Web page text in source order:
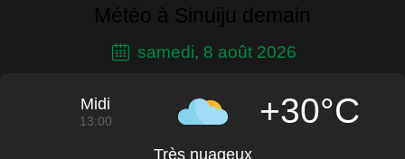
Météo à Sinuiju demain
samedi, 8 août 2026
Midi
13:00 +30°C
Très nuageux